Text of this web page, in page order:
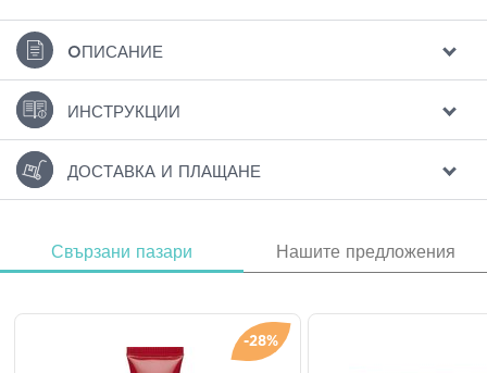
ΟПИСАНИЕ
ИНСТРУКЦИИ
ДОСТАВКА И ПЛАЩАНЕ
Свързани пазари Нашите предложения
-28%